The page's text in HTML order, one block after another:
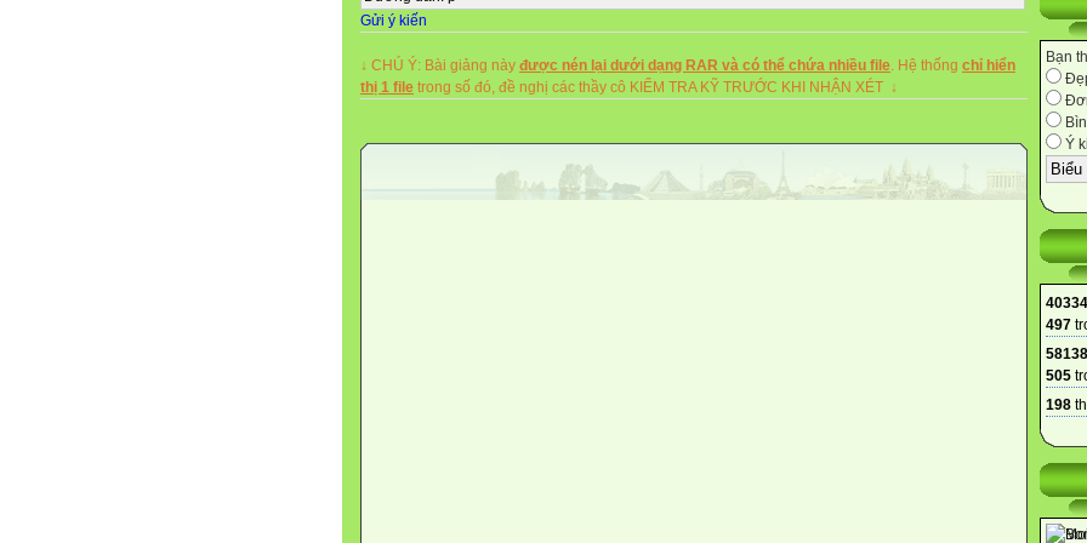
Bạn
Ý
497
505
198
YTHH làm tích lũy thêm những hiểu biết cần thiết cho đời sống sinh hoạt và học tập của học
sinh. Ngoài ra các YTHH giúp học sinh phát triển được nhiều năng lực trí tuệ ; rèn luyện được
nhiều đức tính và phẩm chất tốt như : cẩn thận, cần cù, chu đáo, khéo léo, ưa thích sự chính
xác, … Nhờ đó mà học sinh có thêm tiền đề để học các môn học khác ở tiểu học, để học tiếp
môn toán ở bậc trung học cơ sở và thích ứng tốt hơn với môi trường tự nhiên và xã hội xung
Với mục đích quan trọng trên, tôi thiết nghĩ bản thân mình cần có sự nhìn nhận mới về mạch
kiến thức này. Đặc biệt là cần có một phương pháp dạy học thích hợp sao cho vừa đạt được
mục đích vừa thực hiện đúng tinh thần của việc đổi mới phương pháp dạy học.
II. Những biện pháp đã thực hiện :
Gửi ý kiến
↓ CHÚ Ý: Bài giảng này được nén lại dưới dạng RAR và có thể chứa nhiều file . Hệ thống chỉ hiển
thị 1 file trong số đó, đề nghị các thầy cô KIỂM TRA KỸ TRƯỚC KHI NHẬN XÉT ↓